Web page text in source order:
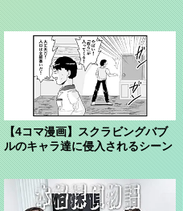
【4コマ漫画】スクラビングバブ
ルのキャラ達に侵入されるシーン